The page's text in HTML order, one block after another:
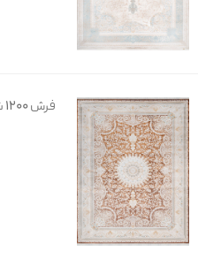
فرش 1200 شانه کلکسیون هانا کد 128490